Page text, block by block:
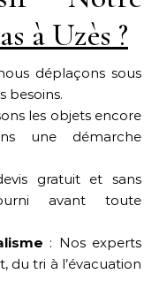
à Uzès ?
déplaçons sous
besoins.
les objets encore
une démarche
gratuit et sans
avant toute
: Nos experts
du tri à l’évacuation